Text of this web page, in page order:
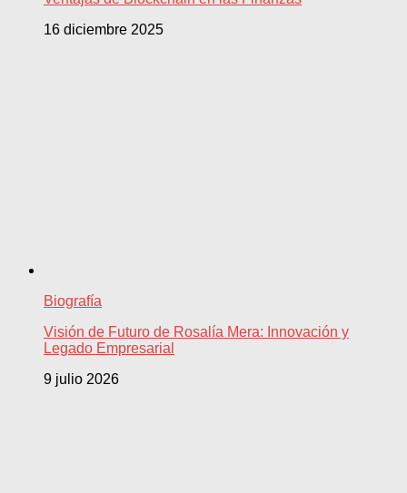
16 diciembre 2025
Biografía
Visión de Futuro de Rosalía Mera: Innovación y
Legado Empresarial
9 julio 2026